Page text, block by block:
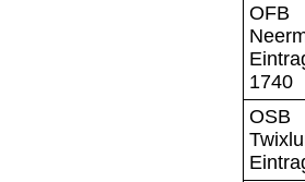
OFB
1740
OSB